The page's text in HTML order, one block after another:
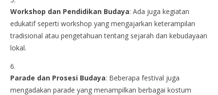
Workshop dan Pendidikan Budaya: Ada juga kegiatan
edukatif seperti workshop yang mengajarkan keterampilan
tradisional atau pengetahuan tentang sejarah dan kebudayaan
lokal.
Parade dan Prosesi Budaya: Beberapa festival juga
mengadakan parade yang menampilkan berbagai kostum